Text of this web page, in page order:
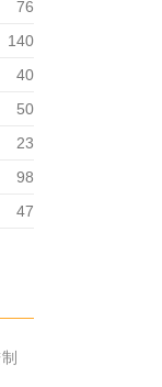
76
140
40
50
23
98
47